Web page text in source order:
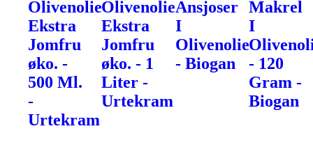
Olivenolie
Ekstra
Jomfru
øko. -
500 Ml.
-
Urtekram
Olivenolie
Ekstra
Jomfru
øko. - 1
Liter -
Urtekram
Ansjoser
I
Olivenolie
- Biogan
Makrel
I
- 120
Gram -
Biogan